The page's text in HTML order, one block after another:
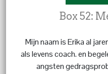
Box 52:
Mijn naam is Erika al
als levens coach. en
angsten